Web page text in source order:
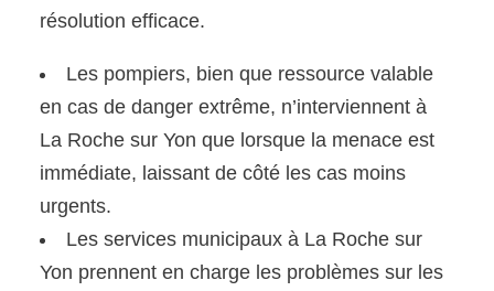
résolution efficace.
Les pompiers, bien que ressource valable
en cas de danger extrême, n’interviennent à
La Roche sur Yon que lorsque la menace est
immédiate, laissant de côté les cas moins
urgents.
Les services municipaux à La Roche sur
Yon prennent en charge les problèmes sur les